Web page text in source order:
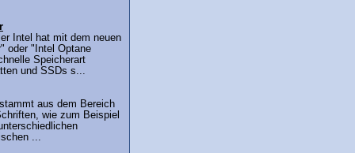
Intel hat mit dem neuen
oder "Intel Optane
Speicherart
und SSDs s...
aus dem Bereich
wie zum Beispiel
...